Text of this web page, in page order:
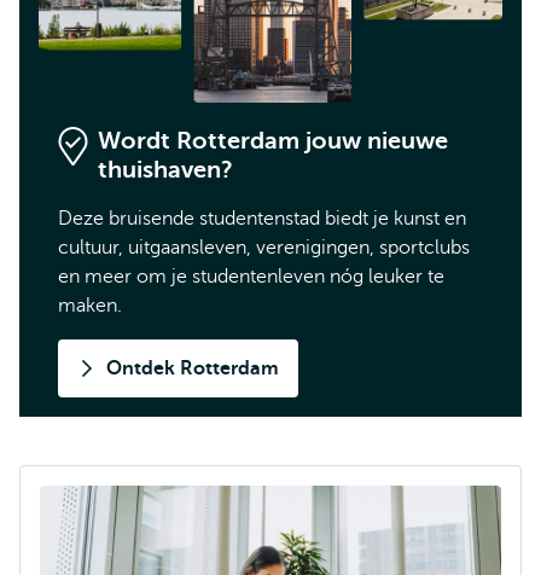
Wordt Rotterdam jouw nieuwe
thuishaven?
Deze bruisende studentenstad biedt je kunst en
cultuur, uitgaansleven, verenigingen, sportclubs
en meer om je studentenleven nóg leuker te
maken.
Ontdek Rotterdam